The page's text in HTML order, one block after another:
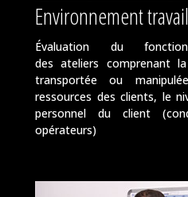
Environnement travail
Évaluation du
des ateliers comprenant
transportée ou
ressources des clients, le
personnel du client
opérateurs)